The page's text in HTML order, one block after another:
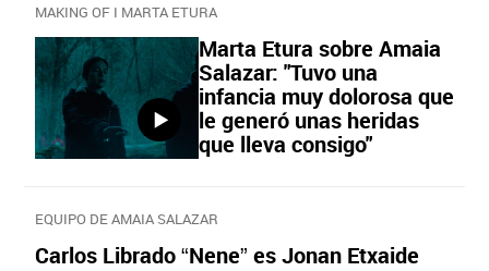
MAKING OF I MARTA ETURA
Marta Etura sobre Amaia
Salazar: "Tuvo una
infancia muy dolorosa que
le generó unas heridas
que lleva consigo"
EQUIPO DE AMAIA SALAZAR
Carlos Librado “Nene” es Jonan Etxaide